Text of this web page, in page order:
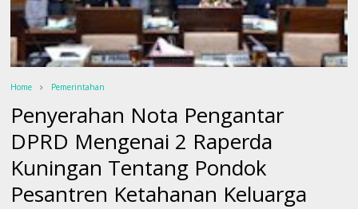
Home Pemerintahan
Penyerahan Nota Pengantar
DPRD Mengenai 2 Raperda
Kuningan Tentang Pondok
Pesantren Ketahanan Keluarga